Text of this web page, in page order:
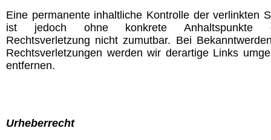
Eine permanente inhaltliche Kontrolle der verlinkten
ist jedoch ohne konkrete Anhaltspunkte
Rechtsverletzung nicht zumutbar. Bei
Rechtsverletzungen werden wir derartige Links
entfernen.
Urheberrecht